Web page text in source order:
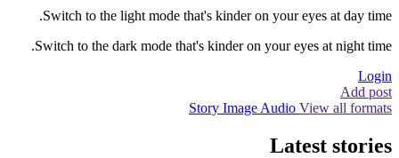
Switch to the light mode that's kinder on your eyes at day time.
Switch to the dark mode that's kinder on your eyes at night time.
Login
Add post
Story Image Audio View all formats
Latest stories